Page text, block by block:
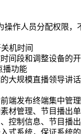
操作人员分配权限
机时间
间段和调整设备的
播功能
大规模直播领导讲
端发布终端集中管
材管理、节目播出
控制信息、节目播
式系统，保证系统